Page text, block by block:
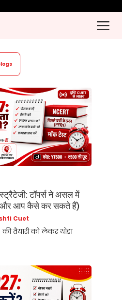
टॉपर्स ने असल में
आप कैसे कर सकते हैं)
Cuet
तैयारी को लेकर थोड़ा